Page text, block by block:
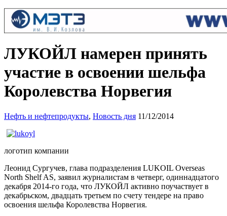
ЛУКОЙЛ намерен принять
участие в освоении шельфа
Королевства Норвегия
Нефть и нефтепродукты, Новость дня 11/12/2014
логотип компании
Леонид Сургучев, глава подразделения LUKOIL Overseas
North Shelf AS, заявил журналистам в четверг, одиннадцатого
декабря 2014-го года, что ЛУКОЙЛ активно поучаствует в
декабрьском, двадцать третьем по счету тендере на право
освоения шельфа Королевства Норвегия.